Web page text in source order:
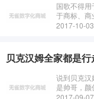
国歌不得
于商标、商
于或者变相
2017-10-
贝克汉姆全家都是
说到贝克汉
是帅哥，颜
子的终极梦
2017-09-